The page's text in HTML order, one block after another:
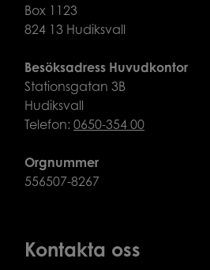
Box 1123
824 13 Hudiksvall
Besöksadress Huvudkontor
Stationsgatan 3B
Hudiksvall
Telefon: 0650-354 00
Orgnummer
556507-8267
Kontakta oss